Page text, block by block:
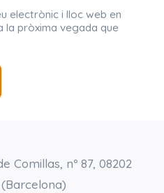
electrònic i lloc web en
la pròxima vegada que
Comillas, nº 87, 08202